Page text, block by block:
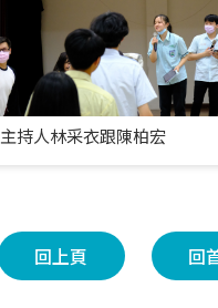
主持人林采衣跟陳柏宏
回上頁 回